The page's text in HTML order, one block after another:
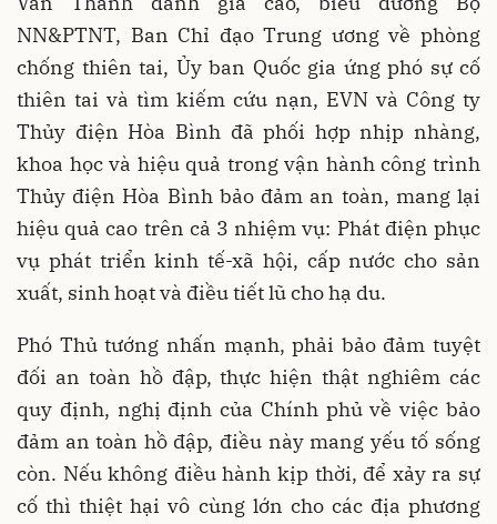
NN&PTNT, Ban Chỉ đạo Trung ương về phòng
chống thiên tai, Ủy ban Quốc gia ứng phó sự cố
thiên tai và tìm kiếm cứu nạn, EVN và Công ty
Thủy điện Hòa Bình đã phối hợp nhịp nhàng,
khoa học và hiệu quả trong vận hành công trình
Thủy điện Hòa Bình bảo đảm an toàn, mang lại
hiệu quả cao trên cả 3 nhiệm vụ: Phát điện phục
vụ phát triển kinh tế-xã hội, cấp nước cho sản
xuất, sinh hoạt và điều tiết lũ cho hạ du.
Phó Thủ tướng nhấn mạnh, phải bảo đảm tuyệt
đối an toàn hồ đập, thực hiện thật nghiêm các
quy định, nghị định của Chính phủ về việc bảo
đảm an toàn hồ đập, điều này mang yếu tố sống
còn. Nếu không điều hành kịp thời, để xảy ra sự
cố thì thiệt hại vô cùng lớn cho các địa phương